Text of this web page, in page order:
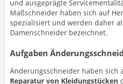
und ausgeprägte
Maßschneider haben sich auf
spezialisiert und werden daher
Damenschneider bezeichnet.
Aufgaben
Änderungsschneider haben sich
Reparatur von Kleidungstücken